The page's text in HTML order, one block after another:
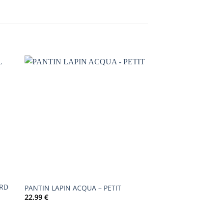
PANTIN LAPIN ACQUA – PETIT
22.99 €